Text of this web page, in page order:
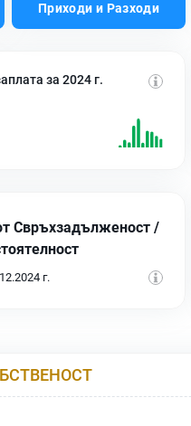
Приходи и Разходи
за 2024 г.
Свръхзадълженост /
г.